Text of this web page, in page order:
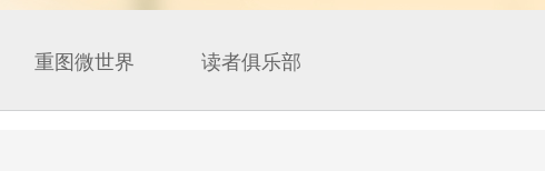
重图微世界 读者俱乐部